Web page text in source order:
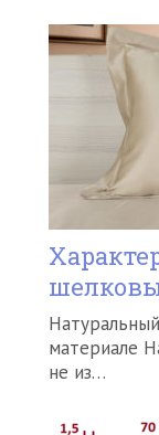
материале
не из…